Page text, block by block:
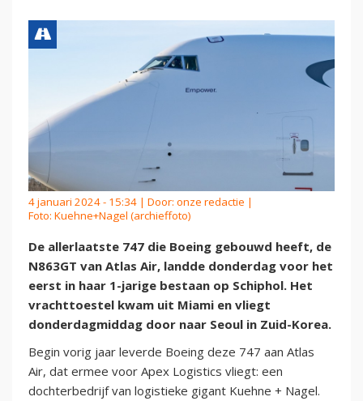
4 januari 2024 - 15:34 | Door: onze redactie |
Foto: Kuehne+Nagel (archieffoto)
De allerlaatste 747 die Boeing gebouwd heeft, de
N863GT van Atlas Air, landde donderdag voor het
eerst in haar 1-jarige bestaan op Schiphol. Het
vrachttoestel kwam uit Miami en vliegt
donderdagmiddag door naar Seoul in Zuid-Korea.
Begin vorig jaar leverde Boeing deze 747 aan Atlas
Air, dat ermee voor Apex Logistics vliegt: een
dochterbedrijf van logistieke gigant Kuehne + Nagel.